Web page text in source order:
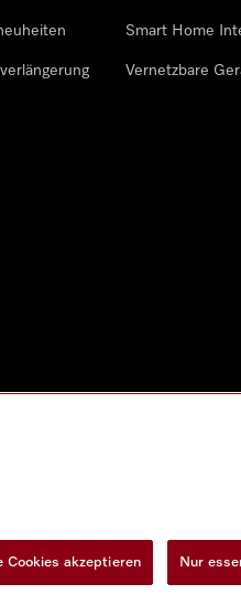
Smart Home
Vernetzbare
Dienste Widerrufsformular
Cookies akzeptieren Nur